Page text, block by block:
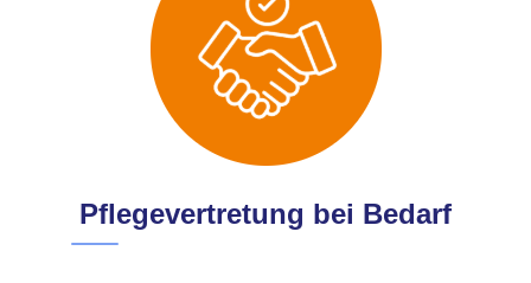
Pflegevertretung bei Bedarf